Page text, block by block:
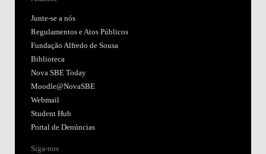
Junte-se a nós
Regulamentos e Atos Públicos
Fundação Alfredo de Sousa
Biblioteca
Nova SBE Today
Moodle@NovaSBE
Webmail
Student Hub
Portal de Denúncias
Siga-nos